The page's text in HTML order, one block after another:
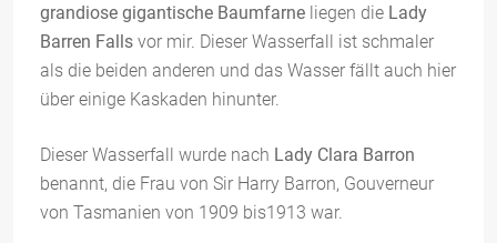
grandiose gigantische Baumfarne liegen die Lady
Barren Falls vor mir. Dieser Wasserfall ist schmaler
als die beiden anderen und das Wasser fällt auch hier
über einige Kaskaden hinunter.
Dieser Wasserfall wurde nach Lady Clara Barron
benannt, die Frau von Sir Harry Barron, Gouverneur
von Tasmanien von 1909 bis1913 war.